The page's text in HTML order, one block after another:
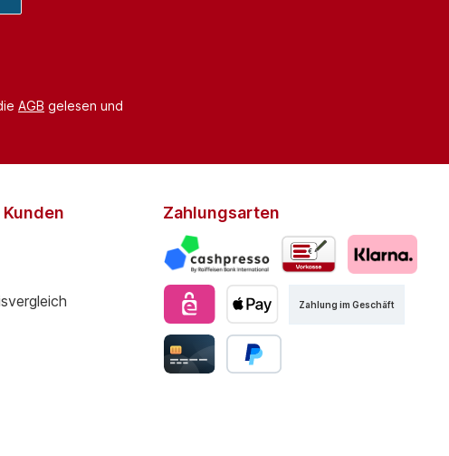
AGB gelesen und
Zahlungsarten
Zahlung im Geschäft